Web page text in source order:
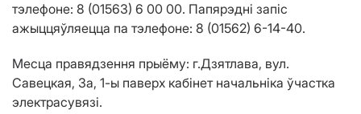
тэлефоне: 8 (01563) 6 00 00. Папярэдні запіс
ажыццяўляецца па тэлефоне: 8 (01562) 6-14-40.
Месца правядзення прыёму: г.Дзятлава, вул.
Савецкая, 3а, 1-ы паверх кабінет начальніка ўчастка
электрасувязі.